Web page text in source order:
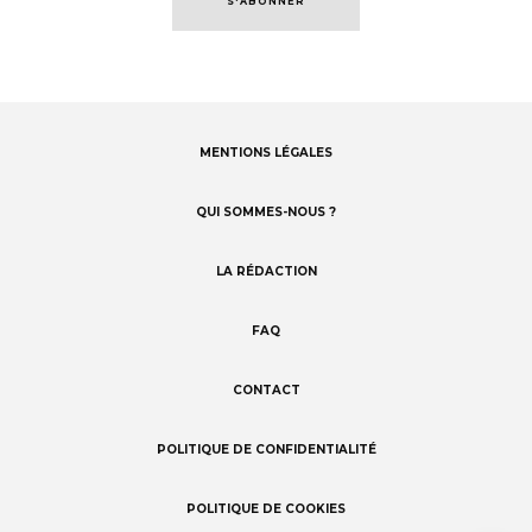
MENTIONS LÉGALES
QUI SOMMES-NOUS ?
LA RÉDACTION
FAQ
CONTACT
POLITIQUE DE CONFIDENTIALITÉ
POLITIQUE DE COOKIES